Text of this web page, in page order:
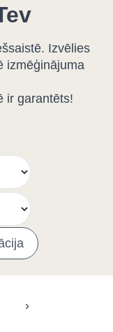
Izvēlies
izmēģinājuma
ir garantēts!
›